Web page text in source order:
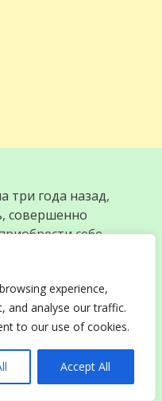
experience,
and analyse our traffic.
to our use of cookies.
Accept All
три года назад,
совершенно
себе
ним в салон бытовой
симпатичный
что Даше угодно. На
для девушки
сказал, что если
рад будет
телефонными